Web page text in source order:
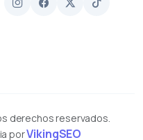
derechos reservados.
porVikingSEO